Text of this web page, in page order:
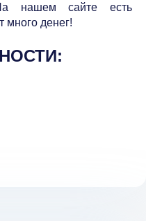
нашем сайте есть
много денег!